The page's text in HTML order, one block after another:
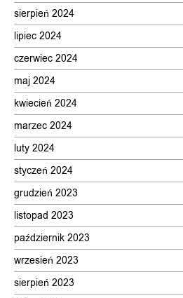
sierpień 2024
lipiec 2024
czerwiec 2024
maj 2024
kwiecień 2024
marzec 2024
luty 2024
styczeń 2024
grudzień 2023
listopad 2023
październik 2023
wrzesień 2023
sierpień 2023